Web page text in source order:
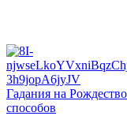
Гадания на
способов